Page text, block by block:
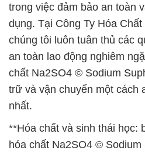
trong việc đảm bảo an toàn
dụng. Tại Công Ty Hóa
chúng tôi luôn tuân thủ các
an toàn lao động nghiêm
chất Na2SO4 © Sodium
trữ và vận chuyển một cách
nhất.
**Hóa chất và sinh thái học:
hóa chất Na2SO4 ©